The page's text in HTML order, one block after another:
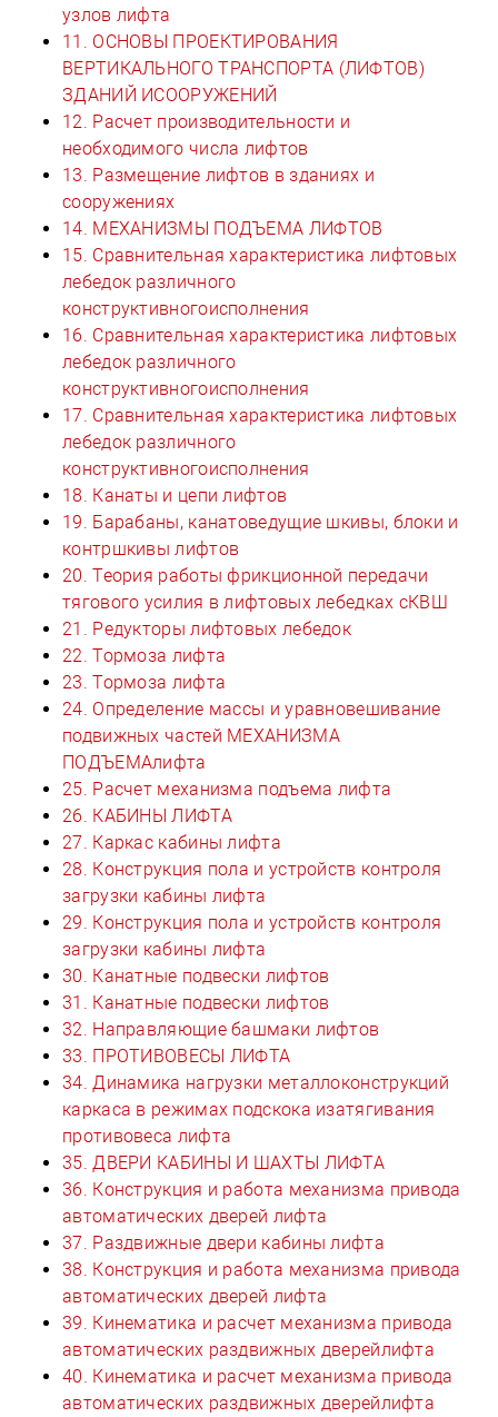
узлов лифта
11. ОСНОВЫ ПРОЕКТИРОВАНИЯ
ВЕРТИКАЛЬНОГО ТРАНСПОРТА (ЛИФТОВ)
ЗДАНИЙ ИСООРУЖЕНИЙ
12. Расчет производительности и
необходимого числа лифтов
13. Размещение лифтов в зданиях и
сооружениях
14. МЕХАНИЗМЫ ПОДЪЕМА ЛИФТОВ
15. Сравнительная характеристика лифтовых
лебедок различного
конструктивногоисполнения
16. Сравнительная характеристика лифтовых
лебедок различного
конструктивногоисполнения
17. Сравнительная характеристика лифтовых
лебедок различного
конструктивногоисполнения
18. Канаты и цепи лифтов
19. Барабаны, канатоведущие шкивы, блоки и
контршкивы лифтов
20. Теория работы фрикционной передачи
тягового усилия в лифтовых лебедках сКВШ
21. Редукторы лифтовых лебедок
22. Тормоза лифта
23. Тормоза лифта
24. Определение массы и уравновешивание
подвижных частей МЕХАНИЗМА
ПОДЪЕМАлифта
25. Расчет механизма подъема лифта
26. КАБИНЫ ЛИФТА
27. Каркас кабины лифта
28. Конструкция пола и устройств контроля
загрузки кабины лифта
29. Конструкция пола и устройств контроля
загрузки кабины лифта
30. Канатные подвески лифтов
31. Канатные подвески лифтов
32. Направляющие башмаки лифтов
33. ПРОТИВОВЕСЫ ЛИФТА
34. Динамика нагрузки металлоконструкций
каркаса в режимах подскока изатягивания
противовеса лифта
35. ДВЕРИ КАБИНЫ И ШАХТЫ ЛИФТА
36. Конструкция и работа механизма привода
автоматических дверей лифта
37. Раздвижные двери кабины лифта
38. Конструкция и работа механизма привода
автоматических дверей лифта
39. Кинематика и расчет механизма привода
автоматических раздвижных дверейлифта
40. Кинематика и расчет механизма привода
автоматических раздвижных дверейлифта